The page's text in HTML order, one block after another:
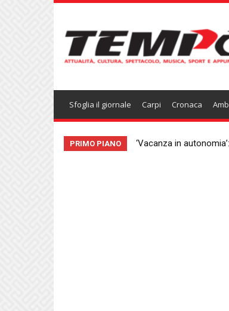
Sfoglia il giornale Carpi Cronaca
PRIMO PIANO ‘Vacanza in